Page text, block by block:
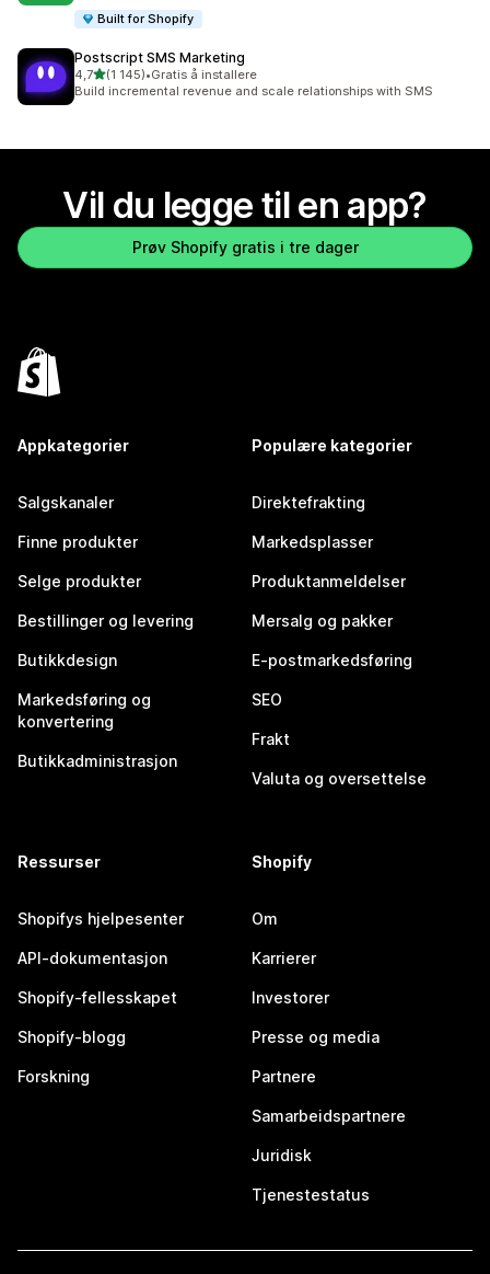
Built for Shopify
Postscript SMS Marketing
4,7av 5 stjerner
(1 145)
Totalt 1145 omtaler
•Gratis å installere
Build incremental revenue and scale relationships with SMS
Vil du legge til en app?
Prøv Shopify gratis i tre dager
Appkategorier
Salgskanaler
Finne produkter
Selge produkter
Bestillinger og levering
Butikkdesign
Markedsføring og
konvertering
Butikkadministrasjon
Populære kategorier
Direktefrakting
Markedsplasser
Produktanmeldelser
Mersalg og pakker
E-postmarkedsføring
SEO
Frakt
Valuta og oversettelse
Ressurser
Shopifys hjelpesenter
API-dokumentasjon
Shopify-fellesskapet
Shopify-blogg
Forskning
Shopify
Om
Karrierer
Investorer
Presse og media
Partnere
Samarbeidspartnere
Juridisk
Tjenestestatus